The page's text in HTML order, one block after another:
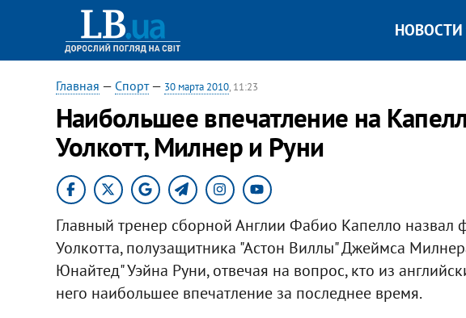
НОВОСТИ
Главная — Спорт— 30 марта 2010, 11:23
Наибольшее впечатление на
Уолкотт, Милнер и Руни
Главный тренер сборной Англии Фабио Капелло назвал
Уолкотта, полузащитника "Астон Виллы" Джеймса
Юнайтед" Уэйна Руни, отвечая на вопрос, кто из
него наибольшее впечатление за последнее время.